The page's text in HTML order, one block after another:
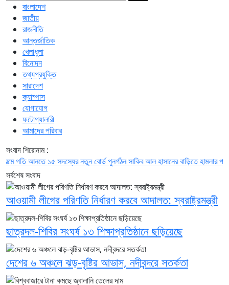
বাংলাদেশ
জাতীয়
রাজনীতি
আন্তর্জাতিক
খেলাধুলা
বিনোদন
তথ্যপ্রযুক্তি
সারাদেশ
ক্যাম্পাস
যোগাযোগ
ফটোগ্যালারী
আমাদের পরিবার
সংবাদ শিরোনাম :
গতি আনতে ১৫ সদস্যের নতুন বোর্ড পুনর্গঠনসাকিব আল হাসানের বাড়িতে হামলার পর
সর্বশেষ সংবাদ
আওয়ামী লীগের পরিণতি নির্ধারণ করবে আদালত: স্বরাষ্ট্রমন্ত্রী
ছাত্রদল-শিবির সংঘর্ষ ১৩ শিক্ষাপ্রতিষ্ঠানে ছড়িয়েছে
দেশের ৬ অঞ্চলে ঝড়-বৃষ্টির আভাস, নদীবন্দরে সতর্কতা